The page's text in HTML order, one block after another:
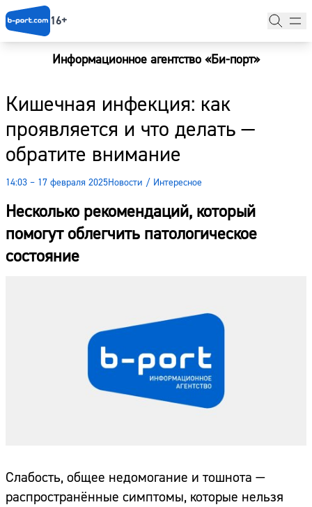
16+
Информационное агентство «Би-порт»
Кишечная инфекция: как
проявляется и что делать —
обратите внимание
14:03 – 17 февраля 2025Новости / Интересное
Несколько рекомендаций, который
помогут облегчить патологическое
состояние
Слабость, общее недомогание и тошнота —
распространённые симптомы, которые нельзя
Новости
Наши гости
Фоторепортажи
Погода
Курсы валют